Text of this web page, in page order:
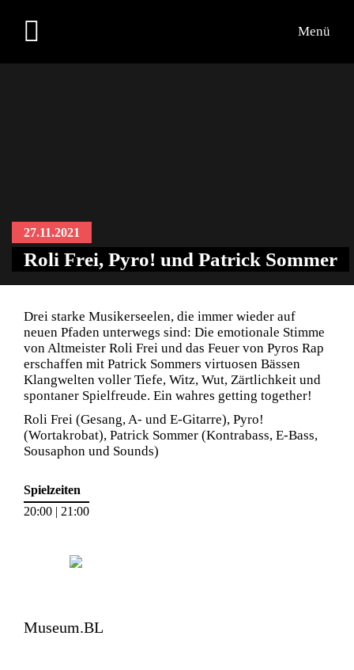
Menü
27.11.2021
Roli Frei, Pyro! und Patrick Sommer
Drei starke Musikerseelen, die immer wieder auf
neuen Pfaden unterwegs sind: Die emotionale Stimme
von Altmeister Roli Frei und das Feuer von Pyros Rap
erschaffen mit Patrick Sommers virtuosen Bässen
Klangwelten voller Tiefe, Witz, Wut, Zärtlichkeit und
spontaner Spielfreude. Ein wahres getting together!
Roli Frei (Gesang, A- und E-Gitarre), Pyro!
(Wortakrobat), Patrick Sommer (Kontrabass, E-Bass,
Sousaphon und Sounds)
Spielzeiten
20:00 | 21:00
Museum.BL